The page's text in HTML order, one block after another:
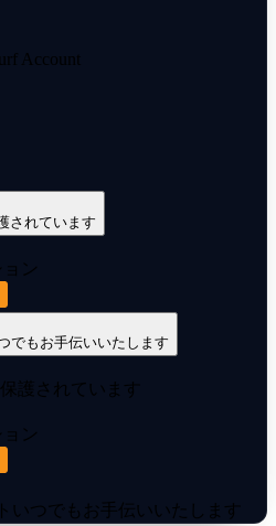
Account
されています
ン
でもお手伝いいたします
護されています
ン
いつでもお手伝いいたします